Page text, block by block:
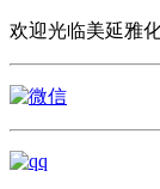
欢迎光临美延雅